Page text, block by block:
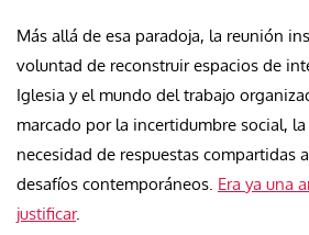
Más allá de esa paradoja, la reunión
voluntad de reconstruir espacios de
Iglesia y el mundo del trabajo
marcado por la incertidumbre social,
necesidad de respuestas compartidas
desafíos contemporáneos. Era ya una
justificar.